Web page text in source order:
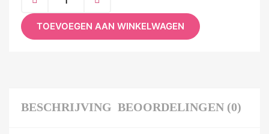
TOEVOEGEN AAN WINKELWAGEN
BESCHRIJVING BEOORDELINGEN (0)